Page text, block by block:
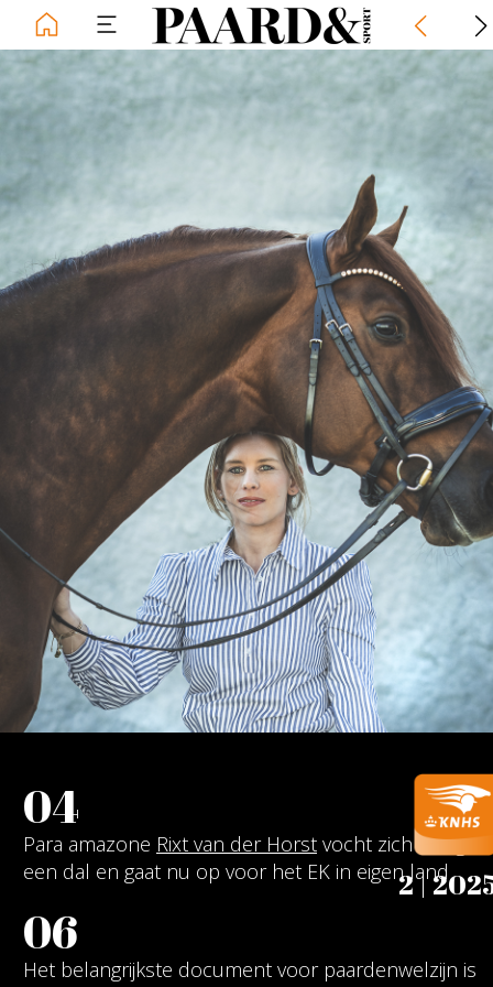
2 |
04
Para amazone Rixt van der Horst vocht zich terug uit
een dal en gaat nu op voor het EK in eigen land
06
Het belangrijkste document voor paardenwelzijn is